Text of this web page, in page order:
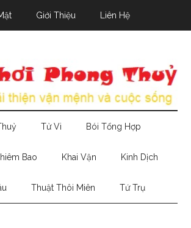
Giới Thiệu Liên Hệ
Tử Vi Bói Tổng Hợp
Bao Khai Vận Kinh Dịch
Thuật Thôi Miên Tứ Trụ